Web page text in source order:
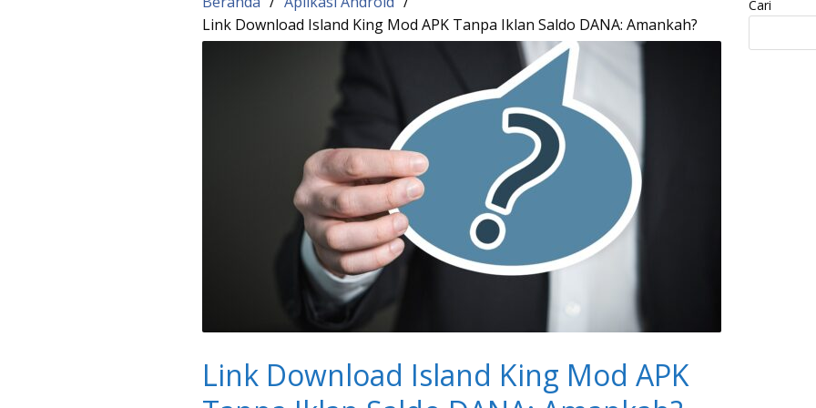
Link Download Island King Mod APK Tanpa Iklan Saldo DANA: Amankah?
Link Download Island King Mod APK
Cari